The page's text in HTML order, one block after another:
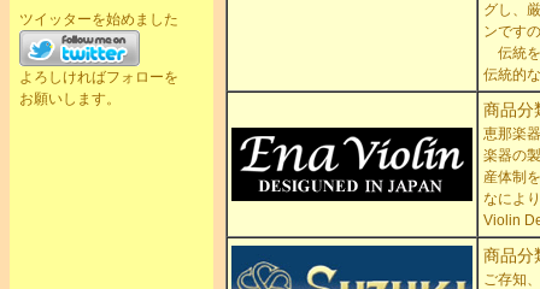
ツイッターを始めました
よろしければフォローを
お願いします。
グし、
ンです
伝統を
伝統的
商品分
恵那楽
楽器の
産体制
なによ
Violin
商品分
ご存知